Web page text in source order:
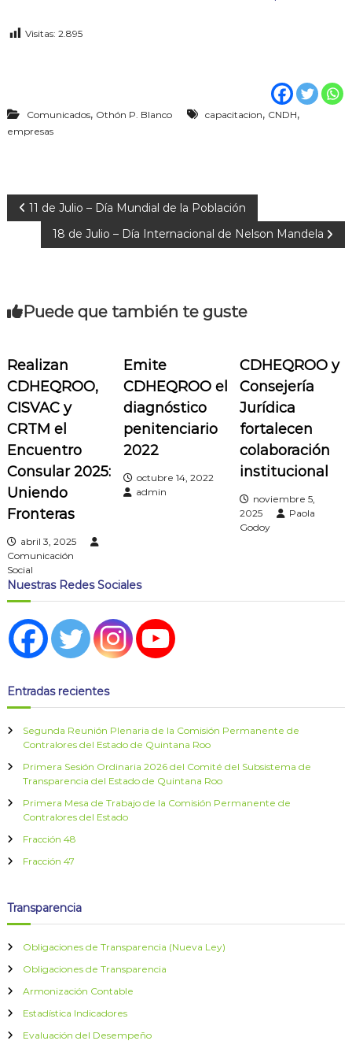
Visitas: 2.895
Comunicados, Othón P. Blanco capacitacion, CNDH,
empresas
N
e
g
a
c
i
ó
n
d
e
e
t
r
a
d
a
11 de Julio – Día Mundial de la Población
18 de Julio – Día Internacional de Nelson Mandela
Puede que también te guste
Realizan
CDHEQROO,
CISVAC y
CRTM el
Encuentro
Consular 2025:
Uniendo
Fronteras
abril 3, 2025
Comunicación
Social
Emite
CDHEQROO el
diagnóstico
penitenciario
2022
octubre 14, 2022
admin
CDHEQROO y
Consejería
Jurídica
fortalecen
colaboración
institucional
noviembre 5,
2025
Paola
Godoy
Nuestras Redes Sociales
Entradas recientes
Segunda Reunión Plenaria de la Comisión Permanente de
Contralores del Estado de Quintana Roo
Primera Sesión Ordinaria 2026 del Comité del Subsistema de
Transparencia del Estado de Quintana Roo
Primera Mesa de Trabajo de la Comisión Permanente de
Contralores del Estado
Fracción 48
Fracción 47
Transparencia
Obligaciones de Transparencia (Nueva Ley)
Obligaciones de Transparencia
Armonización Contable
Estadística Indicadores
Evaluación del Desempeño